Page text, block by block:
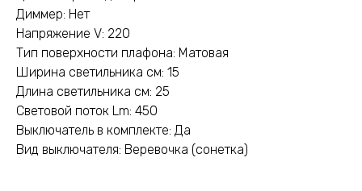
Диммер: Нет
Напряжение V: 220
Тип поверхности плафона: Матовая
Ширина светильника см: 15
Длина светильника см: 25
Световой поток Lm: 450
Выключатель в комплекте: Да
Вид выключателя: Веревочка (сонетка)